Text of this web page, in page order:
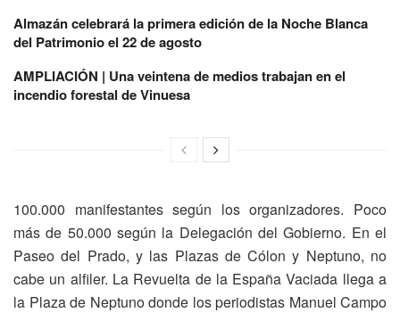
Almazán celebrará la primera edición de la Noche Blanca
del Patrimonio el 22 de agosto
AMPLIACIÓN | Una veintena de medios trabajan en el
incendio forestal de Vinuesa
100.000 manifestantes según los organizadores. Poco
más de 50.000 según la Delegación del Gobierno. En el
Paseo del Prado, y las Plazas de Cólon y Neptuno, no
cabe un alfiler. La Revuelta de la España Vaciada llega a
la Plaza de Neptuno donde los periodistas Manuel Campo